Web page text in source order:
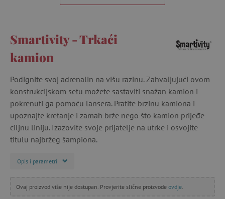
Smartivity - Trkaći
kamion
Podignite svoj adrenalin na višu razinu. Zahvaljujući ovom
konstrukcijskom setu možete sastaviti snažan kamion i
pokrenuti ga pomoću lansera. Pratite brzinu kamiona i
upoznajte kretanje i zamah brže nego što kamion prijeđe
ciljnu liniju. Izazovite svoje prijatelje na utrke i osvojite
titulu najbržeg šampiona.
Opis i parametri
Ovaj proizvod više nije dostupan. Provjerite slične proizvode ovdje